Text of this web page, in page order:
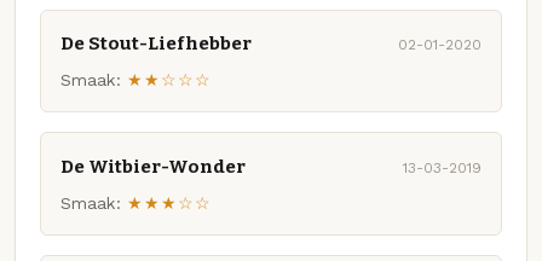
De Stout-Liefhebber 02-01-2020
Smaak: ★★☆☆☆
De Witbier-Wonder 13-03-2019
Smaak: ★★★☆☆